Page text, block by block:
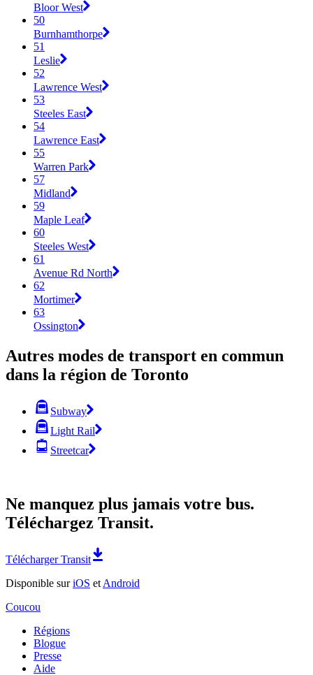
Bloor West
50
Burnhamthorpe
51
Leslie
52
Lawrence West
53
Steeles East
54
Lawrence East
55
Warren Park
57
Midland
59
Maple Leaf
60
Steeles West
61
Avenue Rd North
62
Mortimer
63
Ossington
Autres modes de transport en commun
dans la région de Toronto
Subway
Light Rail
Streetcar
Ne manquez plus jamais votre bus.
Téléchargez Transit.
Télécharger Transit
Disponible suriOS et Android
Coucou
Régions
Blogue
Presse
Aide